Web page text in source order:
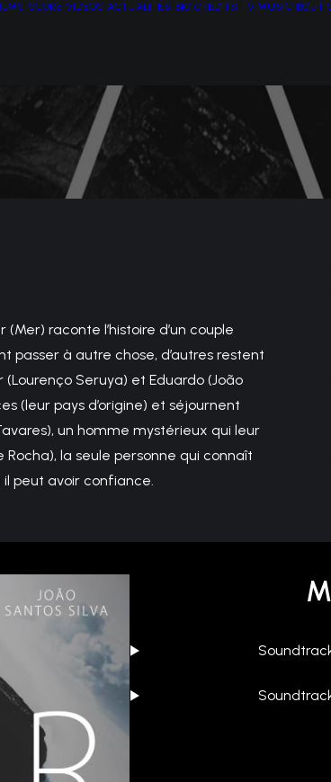
SCORE VIDEOS ACTUALITÉS BIO CREDITS TV MUSIC
raconte l’histoire d’un couple
passer à autre chose, d’autres restent
Seruya) et Eduardo (João
(leur pays d’origine) et séjournent
un homme mystérieux qui leur
la seule personne qui connaît
il peut avoir confiance.